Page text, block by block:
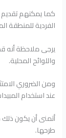
كما يمكنهم تقديم
الفردية للمنطقة
يرجى ملاحظة أنه
واللوائح المحلية.
ومن الضروري
عند استخدام
أتمنى أن يكون ذلك
طرحها.